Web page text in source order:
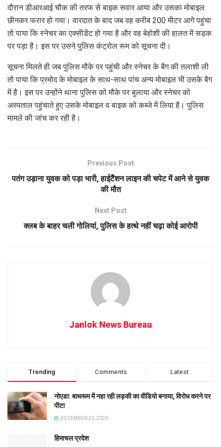
दौरान डीआरआई चौक की तरफ से बाइक सवार आया और उसका मोबाइल
छीनकर फरार हो गया। वारदात के बाद जब वह करीब 200 मीटर आगे पहुंचा
तो पाया कि स्नेचर का एक्सीडेंट हो गया है और वह बेहोशी की हालत में सड़क
पर पड़ा है। इस पर उसने पुलिस कंट्रोल रूम को सूचना दी।
सूचना मिलते ही जब पुलिस मौके पर पहुंची और स्नेचर के बैग की तलाशी ली
तो पाया कि प्रमोद के मोबाइल के साथ-साथ पांच अन्य मोबाइल भी उसके बैग
में है। इस पर उन्होंने थाना पुलिस को मौके पर बुलाया और स्नेचर को
अस्पताल पहुंचाते हुए उसके मोबाइल व बाइक को कब्जे में लिया है। पुलिस
मामले की जांच कर रही है।
Previous Post
पतंग उड़ाना युवक को पड़ा भारी, हाईटैंशन लाइन की चपेट में आने से युवक
की मौत
Next Post
क्लब के बाहर चली गोलियां, पुलिस के हत्थे नहीं चढ़ा कोई आरोपी
Janlok News Bureau
Trending Comments Latest
नोएडा: बाथरूम में नहा रही लड़की का वीडियो बनाया, विरोध करने पर
पीटा
DECEMBER 23, 2020
हिमाचल प्रदेश